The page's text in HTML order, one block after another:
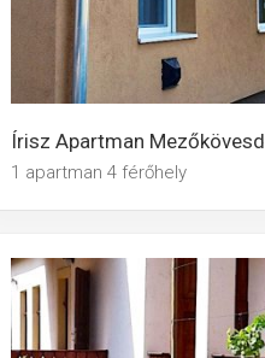
Írisz Apartman Mezőkövesd
1 apartman 4 férőhely